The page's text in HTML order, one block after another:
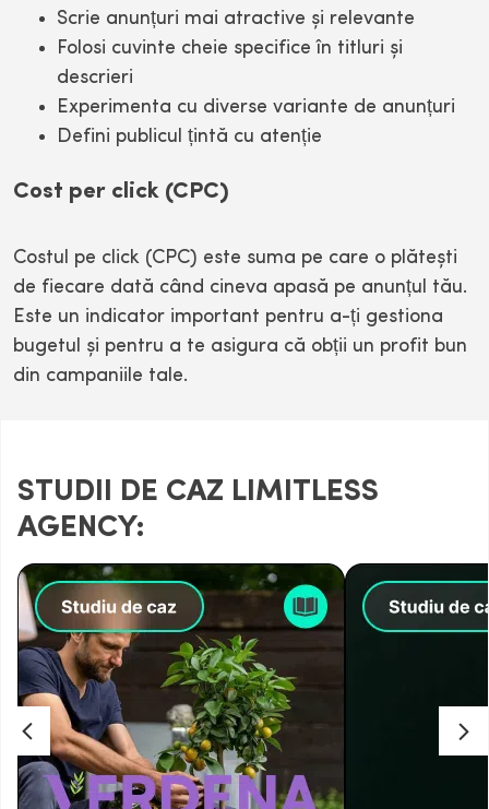
Scrie anunțuri mai atractive și relevante
Folosi cuvinte cheie specifice în titluri și
descrieri
Experimenta cu diverse variante de anunțuri
Defini publicul țintă cu atenție
Cost per click (CPC)
Costul pe click (CPC) este suma pe care o plătești
de fiecare dată când cineva apasă pe anunțul tău.
Este un indicator important pentru a-ți gestiona
bugetul și pentru a te asigura că obții un profit bun
din campaniile tale.
STUDII DE CAZ LIMITLESS
AGENCY: